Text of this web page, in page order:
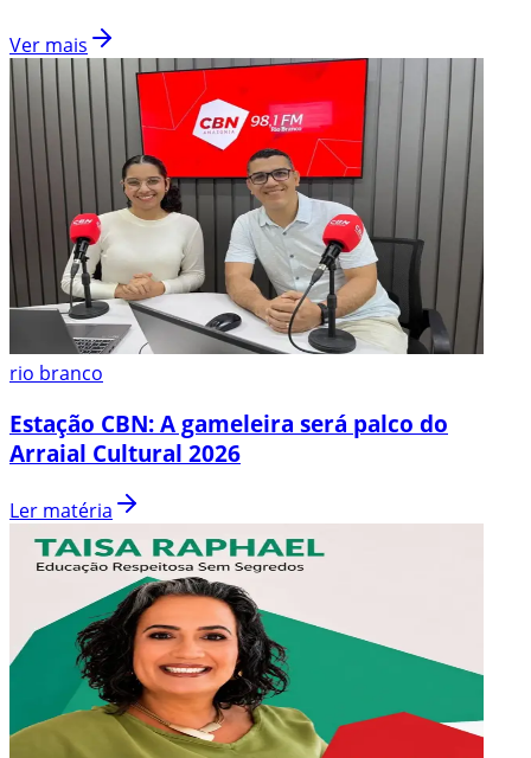
Ver mais
rio branco
Estação CBN: A gameleira será palco do
Arraial Cultural 2026
Ler matéria